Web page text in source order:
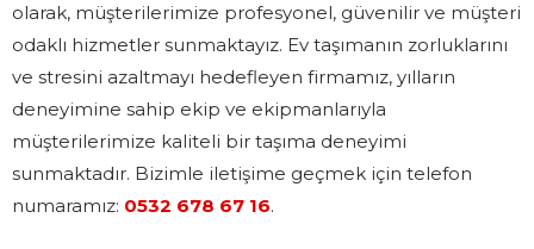
olarak, müşterilerimize profesyonel, güvenilir ve müşteri
odaklı hizmetler sunmaktayız. Ev taşımanın zorluklarını
ve stresini azaltmayı hedefleyen firmamız, yılların
deneyimine sahip ekip ve ekipmanlarıyla
müşterilerimize kaliteli bir taşıma deneyimi
sunmaktadır. Bizimle iletişime geçmek için telefon
numaramız: 0532 678 67 16.